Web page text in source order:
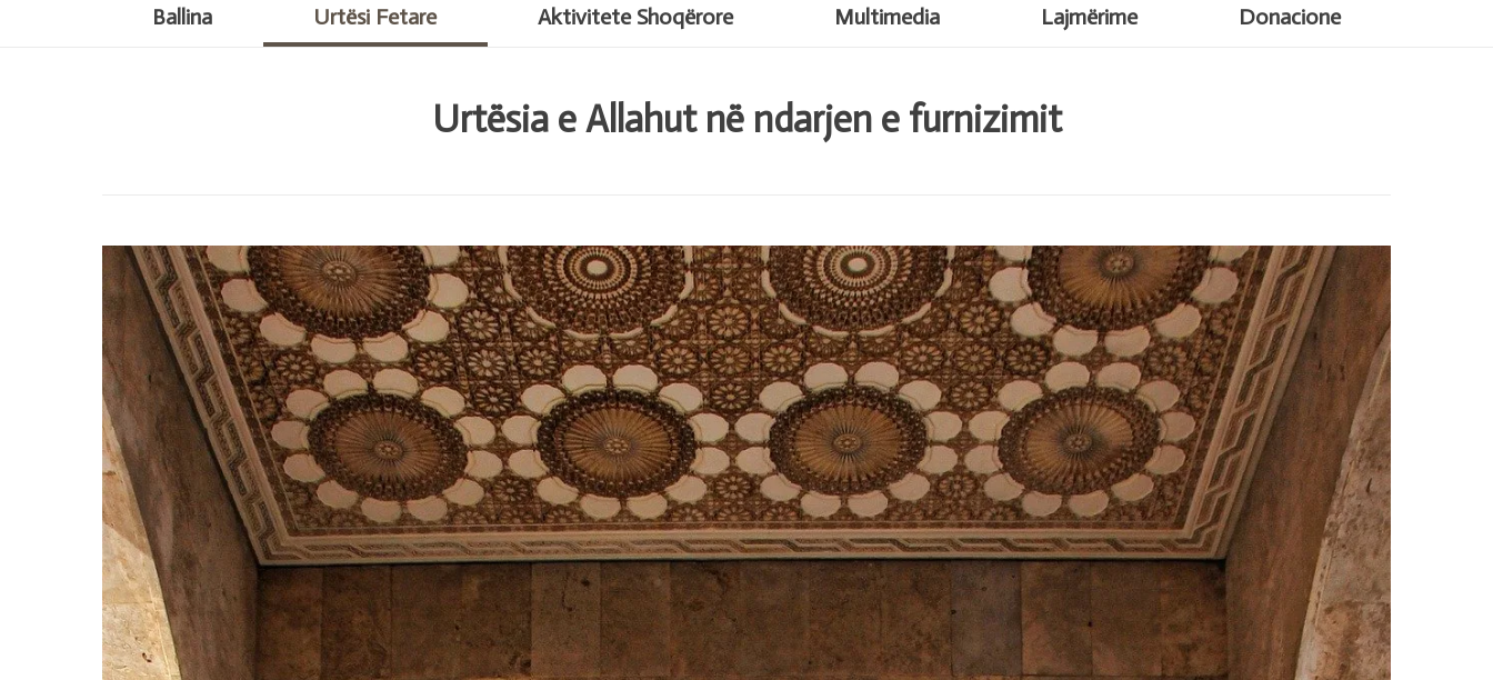
Ballina Urtësi Fetare Aktivitete Shoqërore Multimedia Lajmërime Donacione
Urtësia e Allahut në ndarjen e furnizimit